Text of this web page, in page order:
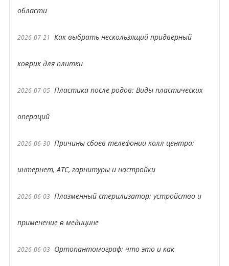
области
2026-07-21 Как выбрать нескользящий придверный
коврик для плитки
2026-07-05 Пластика после родов: Виды пластических
операций
2026-06-30 Причины сбоев телефонии колл центра:
интернет, АТС, гарнитуры и настройки
2026-06-03 Плазменный стерилизатор: устройство и
применение в медицине
2026-06-03 Ортопантомограф: что это и как